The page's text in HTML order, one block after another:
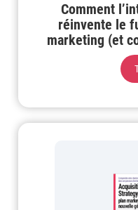
Comment
réinvente le
marketing (et